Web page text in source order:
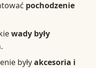
pochodzenie
wady były
.
byłyakcesoria i